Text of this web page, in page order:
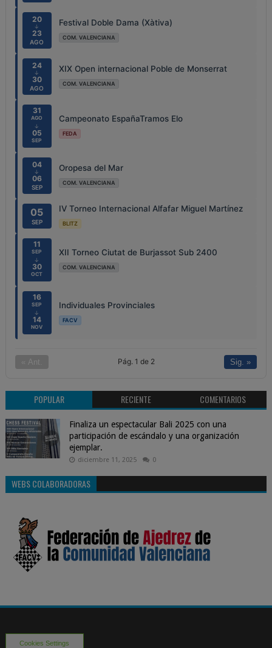
20
↓
23
AGO
Festival Doble Dama (Xàtiva)
COM. VALENCIANA
24
↓
30
AGO
XIX Open internacional Poble de Monserrat
COM. VALENCIANA
31
AGO
↓
05
SEP
Campeonato EspañaTramos Elo
FEDA
04
↓
06
SEP
Oropesa del Mar
COM. VALENCIANA
05
SEP
IV Torneo Internacional Alfafar Miguel Martínez
BLITZ
11
SEP
↓
30
OCT
XII Torneo Ciutat de Burjassot Sub 2400
COM. VALENCIANA
16
SEP
↓
14
NOV
Individuales Provinciales
FACV
« Ant. Pág. 1 de 2 Sig. »
POPULAR RECIENTE COMENTARIOS
Finaliza un espectacular Bali 2025 con una
participación de escándalo y una organización
ejemplar.
diciembre 11, 2025 0
WEBS COLABORADORAS
Cookies Settings